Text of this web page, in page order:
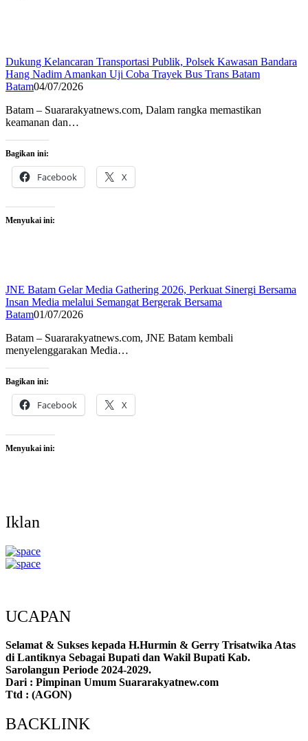
Dukung Kelancaran Transportasi Publik, Polsek Kawasan Bandara
Hang Nadim Amankan Uji Coba Trayek Bus Trans Batam
Batam04/07/2026
Batam – Suararakyatnews.com, Dalam rangka memastikan
keamanan dan…
Bagikan ini:
Facebook X
Menyukai ini:
JNE Batam Gelar Media Gathering 2026, Perkuat Sinergi Bersama
Insan Media melalui Semangat Bergerak Bersama
Batam01/07/2026
Batam – Suararakyatnews.com, JNE Batam kembali
menyelenggarakan Media…
Bagikan ini:
Facebook X
Menyukai ini:
Iklan
UCAPAN
Selamat & Sukses kepada H.Hurmin & Gerry Trisatwika Atas
di Lantiknya Sebagai Bupati dan Wakil Bupati Kab.
Sarolangun Periode 2024-2029.
Dari : Pimpinan Umum Suararakyatnew.com
Ttd : (AGON)
BACKLINK